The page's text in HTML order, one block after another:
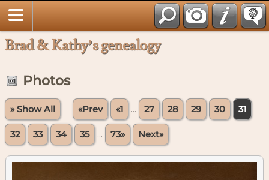
Brad & Kathy’s genealogy
Photos
» Show All «Prev «1 ... 27 28 29 30 31
32 33 34 35 ... 73» Next»